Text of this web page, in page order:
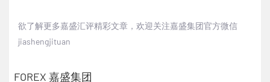
欲了解更多嘉盛汇评精彩文章，欢迎关注嘉盛集团官方微信
jiashengjituan
FOREX 嘉盛集团